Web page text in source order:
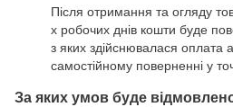
Після отримання та огляду
х робочих днів кошти буде
з яких здійснювалася оплата
самостійному поверненні у
За яких умов буде